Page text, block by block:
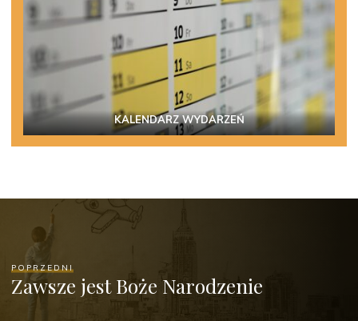
KALENDARZ WYDARZEŃ
POPRZEDNI
Zawsze jest Boże Narodzenie